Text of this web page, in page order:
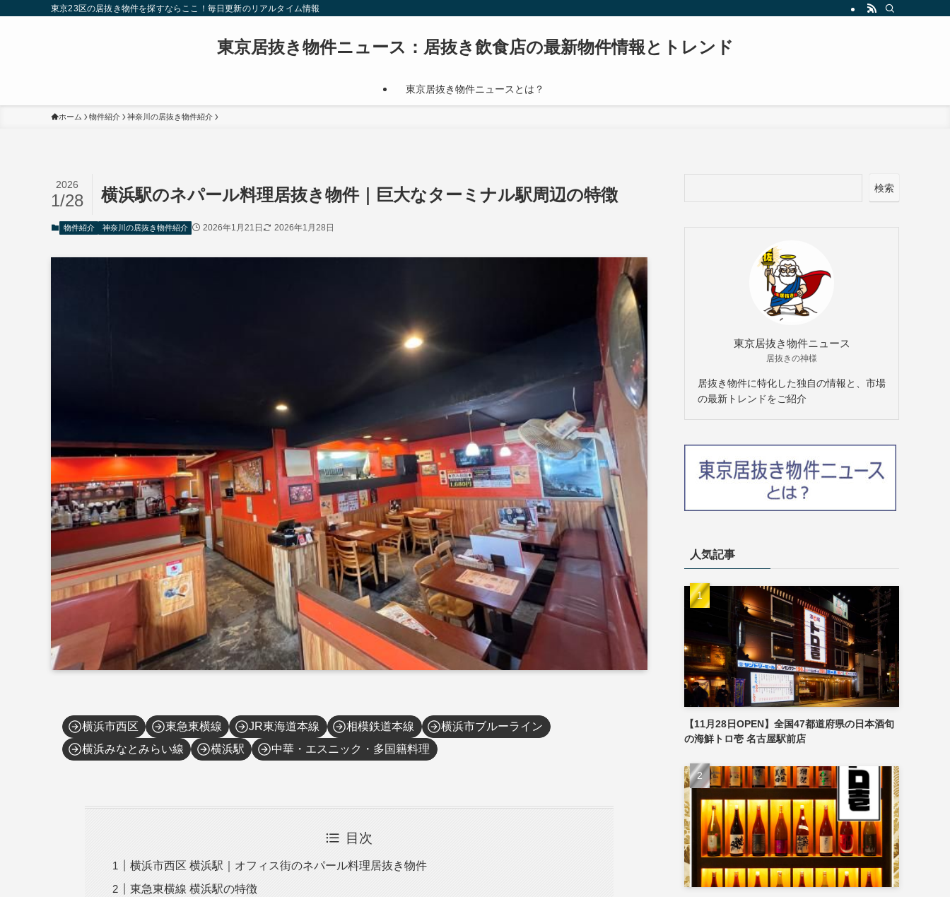
東京23区の居抜き物件を探すならここ！毎日更新のリアルタイム情報
東京居抜き物件ニュース：居抜き飲食店の最新物件情報とトレンド
東京居抜き物件ニュースとは？
ホーム 物件紹介 神奈川の居抜き物件紹介
横浜駅のネパール料理居抜き物件｜巨大なターミナル駅周辺の特徴
2026
1/28
物件紹介 神奈川の居抜き物件紹介 2026年1月21日 2026年1月28日
横浜市西区 東急東横線 JR東海道本線 相模鉄道本線
横浜市ブルーライン
横浜みなとみらい線
横浜駅 中華・エスニック・多国籍料理
目次
横浜市西区 横浜駅｜オフィス街のネパール料理居抜き物件
東急東横線 横浜駅の特徴
検索
東京居抜き物件ニュース
居抜きの神様
居抜き物件に特化した独自の情報と、市場
の最新トレンドをご紹介
人気記事
【11月28日OPEN】全国47都道府県の日本酒旬
の海鮮トロ壱 名古屋駅前店